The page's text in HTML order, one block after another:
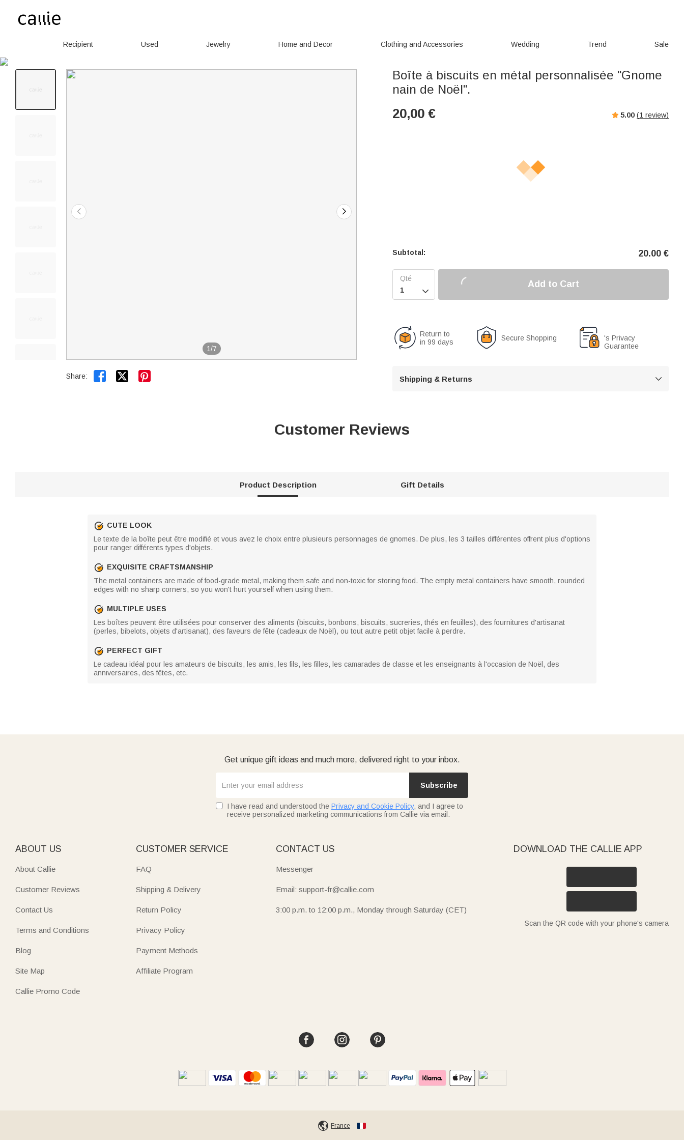
Recipient Used Jewelry Home and Decor Clothing and Accessories Wedding Trend Sale
1/7
Share:  
Boîte à biscuits en métal personnalisée "Gnome
nain de Noël".
20,00 € 5.00 (1 review)
Subtotal: 20.00 €

Add to Cart
Return to
in 99 days
Secure Shopping
's Privacy
Guarantee
Shipping & Returns 
Customer Reviews
Product Description Gift Details
CUTE LOOK
Le texte de la boîte peut être modifié et vous avez le choix entre plusieurs personnages de gnomes. De plus, les 3 tailles différentes offrent plus d'options
pour ranger différents types d'objets.
EXQUISITE CRAFTSMANSHIP
The metal containers are made of food-grade metal, making them safe and non-toxic for storing food. The empty metal containers have smooth, rounded
edges with no sharp corners, so you won't hurt yourself when using them.
MULTIPLE USES
Les boîtes peuvent être utilisées pour conserver des aliments (biscuits, bonbons, biscuits, sucreries, thés en feuilles), des fournitures d'artisanat
(perles, bibelots, objets d'artisanat), des faveurs de fête (cadeaux de Noël), ou tout autre petit objet facile à perdre.
PERFECT GIFT
Le cadeau idéal pour les amateurs de biscuits, les amis, les fils, les filles, les camarades de classe et les enseignants à l'occasion de Noël, des
anniversaires, des fêtes, etc.
Get unique gift ideas and much more, delivered right to your inbox.
Subscribe
I have read and understood the Privacy and Cookie Policy, and I agree to
receive personalized marketing communications from Callie via email.
ABOUT US
About Callie
Customer Reviews
Contact Us
Terms and Conditions
Blog
Site Map
Callie Promo Code
CUSTOMER SERVICE
FAQ
Shipping & Delivery
Return Policy
Privacy Policy
Payment Methods
Affiliate Program
CONTACT US
Messenger
Email: support-fr@callie.com
3:00 p.m. to 12:00 p.m., Monday through Saturday (CET)
DOWNLOAD THE CALLIE APP
Scan the QR code with your phone's camera
France